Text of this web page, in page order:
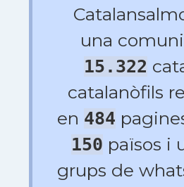
una
15.322
catalanòfils
en 484
150 països i
grups de